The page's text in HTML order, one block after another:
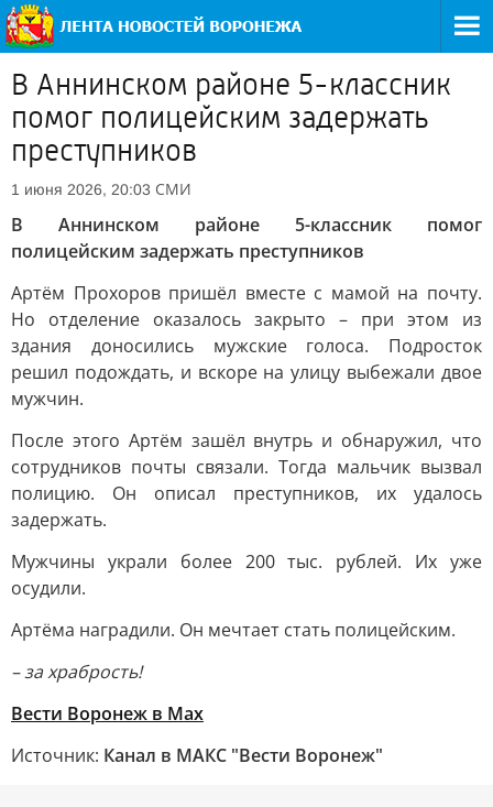
В Аннинском районе 5-классник
помог полицейским задержать
преступников
1 июня 2026, 20:03 СМИ
В Аннинском районе 5-классник помог
полицейским задержать преступников
Артём Прохоров пришёл вместе с мамой на почту.
Но отделение оказалось закрыто – при этом из
здания доносились мужские голоса. Подросток
решил подождать, и вскоре на улицу выбежали двое
мужчин.
После этого Артём зашёл внутрь и обнаружил, что
сотрудников почты связали. Тогда мальчик вызвал
полицию. Он описал преступников, их удалось
задержать.
Мужчины украли более 200 тыс. рублей. Их уже
осудили.
Артёма наградили. Он мечтает стать полицейским.
– за храбрость!
Вести Воронеж в Мах
Источник: Канал в МАКС "Вести Воронеж"